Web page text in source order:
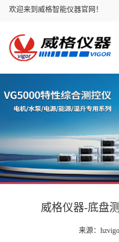
欢迎来到威格智能仪器官网！
威格仪器-底盘
来源：